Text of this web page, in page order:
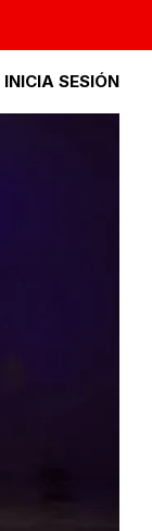
INICIA SESIÓN